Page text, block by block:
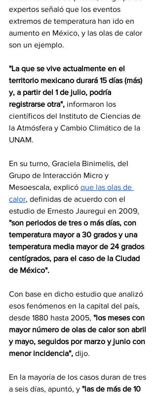
expertos señaló que los eventos
extremos de temperatura han ido en
aumento en México, y las olas de calor
son un ejemplo.
"La que se vive actualmente en el
territorio mexicano durará 15 días (más)
y, a partir del 1 de julio, podría
registrarse otra", informaron los
científicos del Instituto de Ciencias de
la Atmósfera y Cambio Climático de la
UNAM.
En su turno, Graciela Binimelis, del
Grupo de Interacción Micro y
Mesoescala, explicó que las olas de
calor, definidas de acuerdo con el
estudio de Ernesto Jauregui en 2009,
"son periodos de tres o más días, con
temperatura mayor a 30 grados y una
temperatura media mayor de 24 grados
centígrados, para el caso de la Ciudad
de México".
Con base en dicho estudio que analizó
esos fenómenos en la capital del país,
desde 1880 hasta 2005, "los meses con
mayor número de olas de calor son abril
y mayo, seguidos por marzo y junio con
menor incidencia", dijo.
En la mayoría de los casos duran de tres
a seis días, apuntó, y "las de más de 10